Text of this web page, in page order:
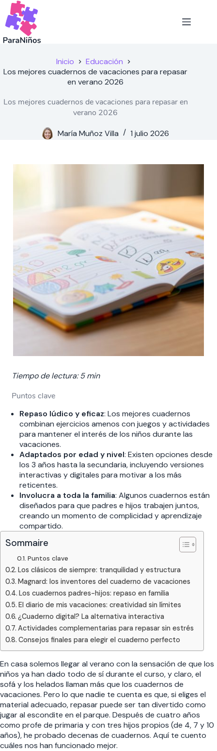
Saltar
contenido
Inicio
Educación
Los mejores cuadernos de vacaciones para repasar
en verano 2026
Los mejores cuadernos de vacaciones para repasar en
verano 2026
María Muñoz Villa 1 julio 2026
Tiempo de lectura: 5 min
Puntos clave
Repaso lúdico y eficaz: Los mejores cuadernos
combinan ejercicios amenos con juegos y actividades
para mantener el interés de los niños durante las
vacaciones.
Adaptados por edad y nivel: Existen opciones desde
los 3 años hasta la secundaria, incluyendo versiones
interactivas y digitales para motivar a los más
reticentes.
Involucra a toda la familia: Algunos cuadernos están
diseñados para que padres e hijos trabajen juntos,
creando un momento de complicidad y aprendizaje
compartido.
Sommaire
Puntos clave
Los clásicos de siempre: tranquilidad y estructura
Magnard: los inventores del cuaderno de vacaciones
Los cuadernos padres-hijos: repaso en familia
El diario de mis vacaciones: creatividad sin límites
¿Cuaderno digital? La alternativa interactiva
Actividades complementarias para repasar sin estrés
Consejos finales para elegir el cuaderno perfecto
En casa solemos llegar al verano con la sensación de que los
niños ya han dado todo de sí durante el curso, y claro, el
sofá y los helados llaman más que los cuadernos de
vacaciones. Pero lo que nadie te cuenta es que, si eliges el
material adecuado, repasar puede ser tan divertido como
jugar al escondite en el parque. Después de cuatro años
como profe de primaria y con tres hijos propios (de 4, 7 y 10
años), he probado decenas de cuadernos. Aquí te cuento
cuáles nos han funcionado mejor.